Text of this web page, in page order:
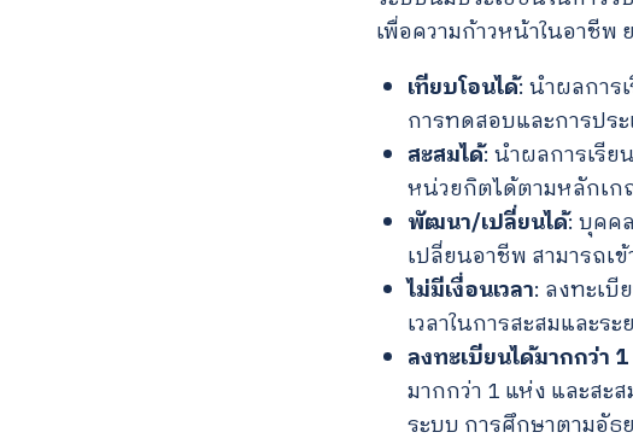
เพื่อความก้าวหน้าในอาชี
เทียบโอนได้: นำผลการ
การทดสอบและการปร
สะสมได้: นำผลการเรี
หน่วยกิตได้ตามหลักเ
พัฒนา/เปลี่ยนได้: บุคค
เปลี่ยนอาชีพ สามารถ
ไม่มีเงื่อนเวลา: ลงทะเบี
เวลาในการสะสมและร
ลงทะเบียนได้มากกว่า
มากกว่า 1 แห่ง และส
ระบบ การศึกษาตามอั